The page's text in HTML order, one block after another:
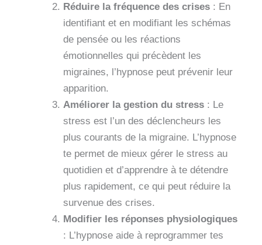
Réduire la fréquence des crises : En
identifiant et en modifiant les schémas
de pensée ou les réactions
émotionnelles qui précèdent les
migraines, l’hypnose peut prévenir leur
apparition.
Améliorer la gestion du stress : Le
stress est l’un des déclencheurs les
plus courants de la migraine. L’hypnose
te permet de mieux gérer le stress au
quotidien et d’apprendre à te détendre
plus rapidement, ce qui peut réduire la
survenue des crises.
Modifier les réponses physiologiques
: L’hypnose aide à reprogrammer tes